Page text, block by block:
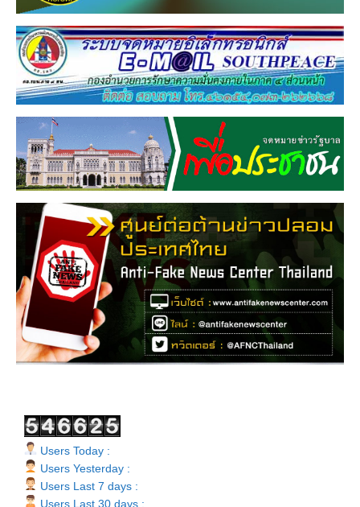
Users Today :
Users Yesterday :
Users Last 7 days :
Users Last 30 days :